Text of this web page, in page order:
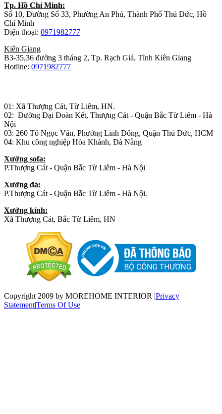
Tp. Hồ Chí Minh:
Số 10, Đường Số 33, Phường An Phú, Thành Phố Thủ Đức, Hồ
Chí Minh
Điện thoại: 0971982777
Kiên Giang
B3-35,36 đường 3 tháng 2, Tp. Rạch Giá, Tỉnh Kiên Giang
Hotline: 0971982777
01: Xã Thượng Cát, Từ Liêm, HN.
02: Đường Đại Đoàn Kết, Thượng Cát - Quận Bắc Từ Liêm - Hà
Nội
03: 260 Tô Ngọc Vân, Phường Linh Đông, Quận Thủ Đức, HCM
04: Khu công nghiệp Hòa Khánh, Đà Nẵng
Xưởng sofa:
P.Thượng Cát - Quận Bắc Từ Liêm - Hà Nội
Xưởng đá:
P.Thượng Cát - Quận Bắc Từ Liêm - Hà Nội.
Xưởng kính:
Xã Thượng Cát, Bắc Từ Liêm, HN
Copyright 2009 by MOREHOME INTERIOR |Privacy
Statement|Terms Of Use